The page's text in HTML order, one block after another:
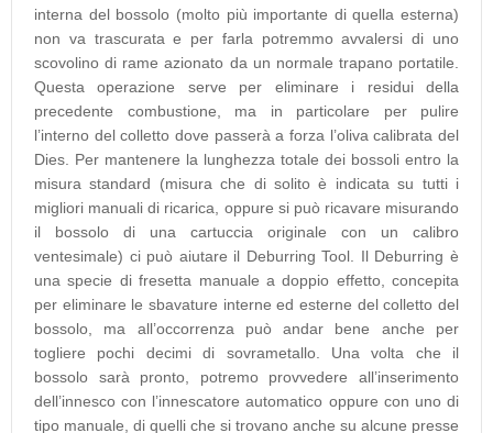
interna del bossolo (molto più importante di quella esterna)
non va trascurata e per farla potremmo avvalersi di uno
scovolino di rame azionato da un normale trapano portatile.
Questa operazione serve per eliminare i residui della
precedente combustione, ma in particolare per pulire
l’interno del colletto dove passerà a forza l’oliva calibrata del
Dies. Per mantenere la lunghezza totale dei bossoli entro la
misura standard (misura che di solito è indicata su tutti i
migliori manuali di ricarica, oppure si può ricavare misurando
il bossolo di una cartuccia originale con un calibro
ventesimale) ci può aiutare il Deburring Tool. Il Deburring è
una specie di fresetta manuale a doppio effetto, concepita
per eliminare le sbavature interne ed esterne del colletto del
bossolo, ma all’occorrenza può andar bene anche per
togliere pochi decimi di sovrametallo. Una volta che il
bossolo sarà pronto, potremo provvedere all’inserimento
dell’innesco con l’innescatore automatico oppure con uno di
tipo manuale, di quelli che si trovano anche su alcune presse